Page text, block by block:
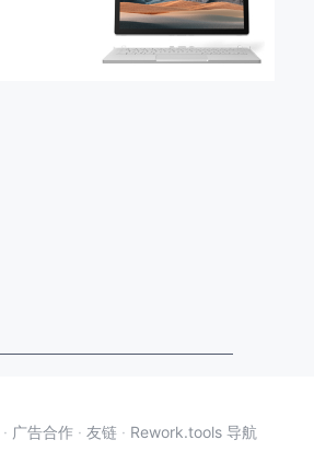
· 广告合作 · 友链 · Rework.tools 导航